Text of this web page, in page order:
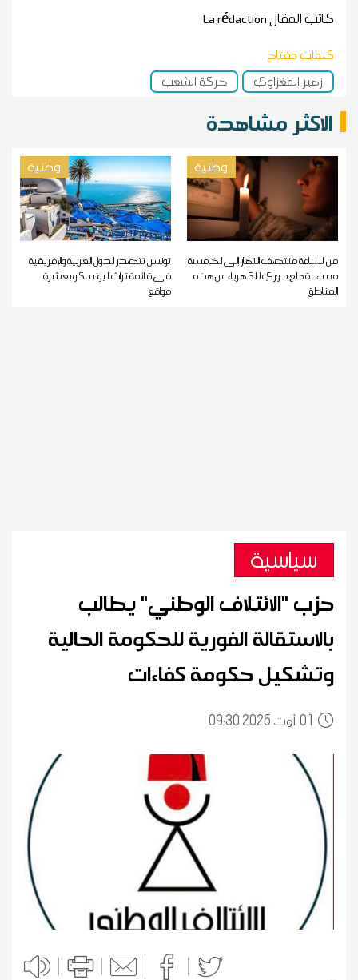
كاتب المقالLa rédaction
كلمات مفتاح
زهير المغزاوي
حركة الشعب
الاكثر مشاهدة
وطنية
من الساعة منتصف النهار إلى الخامسة
مساء.. قطع دوري للكهرباء عن هذه
المناطق
وطنية
تونس تتصدر الدول العربية والإفريقية
في قائمة تراث اليونسكو بعشرة
مواقع
سياسية
حزب "الائتلاف الوطني" يطالب
بالاستقالة الفورية للحكومة الحالية
وتشكيل حكومة كفاءات
0109:30 2026 أوت